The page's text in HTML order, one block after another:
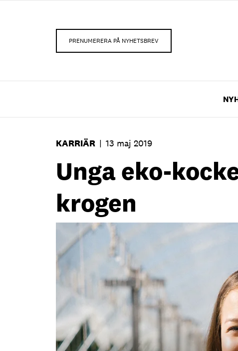
PRENUMERERA PÅ NYHETSBREV
KARRIÄR | 13 maj 2019
Unga eko-
krogen